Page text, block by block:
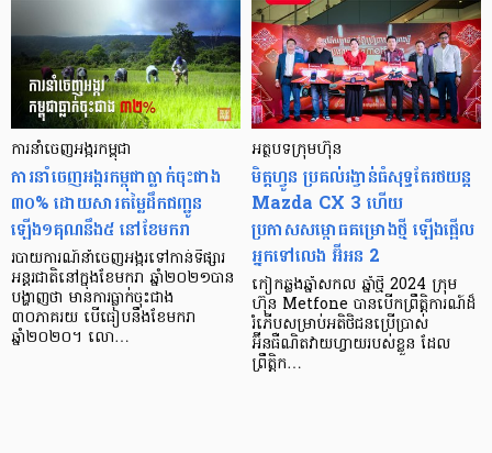
ការនាំចេញអង្ករកម្ពុជា
ការនាំចេញអង្ករកម្ពុជាធ្លាក់ចុះជាង
៣០% ដោយសារតម្លៃដឹកជញ្ជូន
ឡើង១គុណនឹង៥ នៅខែមករា
របាយការណ៍នាំចេញអង្ករទៅកាន់ទីផ្សារ
អន្តរជាតិនៅក្នុងខែមករា ឆ្នាំ២០២១បាន
បង្ហាញថា មានការធ្លាក់ចុះជាង
៣០ភាគរយ បើធៀបនឹងខែមករា
ឆ្នាំ២០២០។ លោ…
អត្ថបទក្រុមហ៊ុន
មិត្តហ្វូន ប្រគល់រង្វាន់ធំសុទ្ធតែរថយន្ត
Mazda CX 3 ហើយ
ប្រកាសសម្ពោធគម្រោងថ្មី ឡើងផ្អើល
អ្នកទៅលេង អ៊ីអន 2
កៀកឆ្លងឆ្នាំសកល ឆ្នាំថ្មី 2024 ក្រុម
ហ៊ុន Metfone បានបើកព្រឹត្តិការណ៍ដ៏
រំភើបសម្រាប់អតិថិជនប្រើប្រាស់
អ៊ីនធឺណិតវាយហ្វាយរបស់ខ្លួន ដែល
ព្រឹត្តិក…